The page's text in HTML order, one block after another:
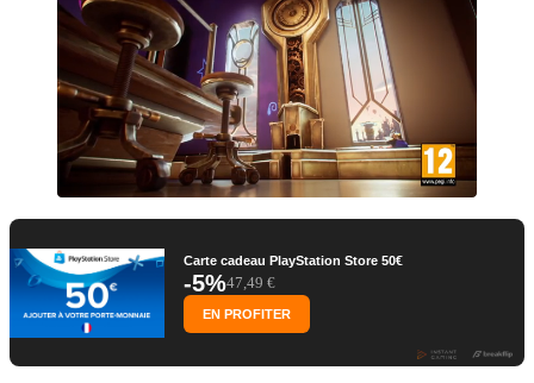
Carte cadeau PlayStation Store 50€
-5%47,49 €
EN PROFITER